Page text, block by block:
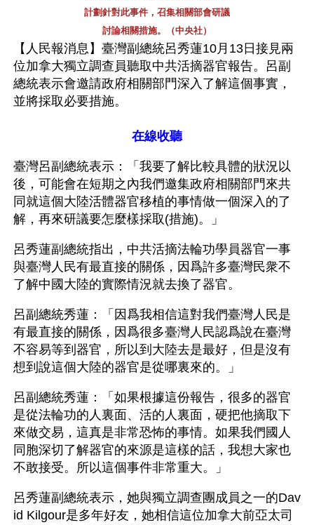
計劃針對此事件，召集相關部會研議
討論相關措施。（中央社）
【人民報消息】臺灣副總統呂秀蓮10月13日接見兩
位加拿大獨立調查員聽取中共活摘器官報告。呂副
總統表示會邀請政府相關部門深入了解這個事實，
並將採取必要措施。
在線收聽
臺灣呂副總統表示：「我要了解比較具體的狀況以
後，可能會在短期之內我們邀集政府相關部門來共
同就這個大陸活體器官移植的事情做一個深入的了
解，再來研議要怎麼樣採取(措施)。」
呂秀蓮副總統指出，中共活摘法輪功學員器官一事
與臺灣人民有最直接的關係，因爲許多臺灣民衆不
了解中國大陸的實際情況就去換了器官。
呂副總統秀蓮：「因爲我相信這對我們臺灣人民是
有最直接的關係，因爲很多臺灣人民認爲說在臺灣
不容易等到器官，所以到大陸去是最好，但是沒有
想到說這個大陸的器官是從哪裏來的。」
呂副總統秀蓮：「如果根據這份報告，很多的器官
是從法輪功的人裏面、活的人裏面，硬把他摘取下
來做交易，這真是非常恐怖的事情。如果我們國人
同胞深切了解器官的來源是這樣的話，我想大家也
不敢接受。所以這個事件非常重大。」
呂秀蓮副總統表示，她與獨立調查團成員之一的Dav
id Kilgour是多年好友，她相信這位加拿大前亞太司